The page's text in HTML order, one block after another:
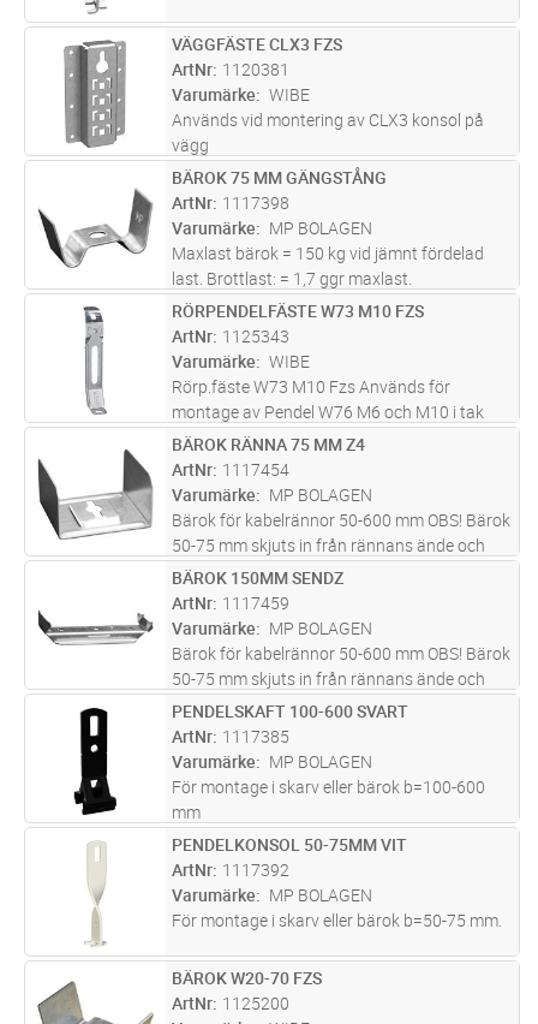
ST Lägg i kundvagn
VÄGGFÄSTE CLX3 FZS
ArtNr 1120381
Varumärke
WIBE
Används vid montering av CLX3 konsol på
vägg
ST Lägg i kundvagn
BÄROK 75 MM GÄNGSTÅNG
ArtNr 1117398
Varumärke
MP BOLAGEN
Maxlast bärok = 150 kg vid jämnt fördelad
last. Brottlast: = 1,7 ggr maxlast.
ST Lägg i kundvagn
RÖRPENDELFÄSTE W73 M10 FZS
ArtNr 1125343
Varumärke
WIBE
Rörp.fäste W73 M10 Fzs Används för
montage av Pendel W76 M6 och M10 i tak
och i rännor
ST Lägg i kundvagn
BÄROK RÄNNA 75 MM Z4
ArtNr 1117454
Varumärke
MP BOLAGEN
Bärok för kabelrännor 50-600 mm OBS! Bärok
50-75 mm skjuts in från rännans ände och
kan endast användas för mittpendelmontage.
Maxlast bärok = 150 kg vid jämnt fördelad
last. Brottlast: = 1,7 ggr...läs mer
ST Lägg i kundvagn
BÄROK 150MM SENDZ
ArtNr 1117459
Varumärke
MP BOLAGEN
Bärok för kabelrännor 50-600 mm OBS! Bärok
50-75 mm skjuts in från rännans ände och
kan endast användas för mittpendelmontage.
Maxlast bärok = 150 kg vid jämnt fördelad
last. Brottlast: = 1,7 ggr...läs mer
ST Lägg i kundvagn
PENDELSKAFT 100-600 SVART
ArtNr 1117385
Varumärke
MP BOLAGEN
För montage i skarv eller bärok b=100-600
mm
ST Lägg i kundvagn
PENDELKONSOL 50-75MM VIT
ArtNr 1117392
Varumärke
MP BOLAGEN
För montage i skarv eller bärok b=50-75 mm.
ST Lägg i kundvagn
BÄROK W20-70 FZS
ArtNr 1125200